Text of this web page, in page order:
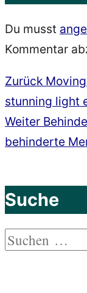
Du musst
Kommentar
Zurück
Beitrag:
stunning light
Weiter
Beitrag:
behinderte
Suche
Suchen